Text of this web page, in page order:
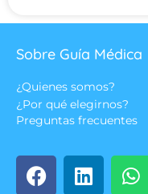
Sobre Guía Médica
¿Quienes somos?
¿Por qué elegirnos?
Preguntas frecuentes